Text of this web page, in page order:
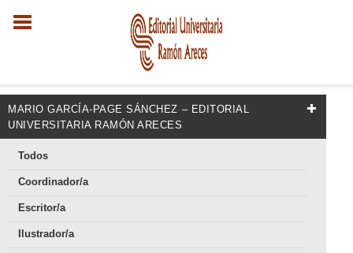
MARIO GARCÍA-PAGE SÁNCHEZ – EDITORIAL
UNIVERSITARIA RAMÓN ARECES
Todos
Coordinador/a
Escritor/a
Ilustrador/a